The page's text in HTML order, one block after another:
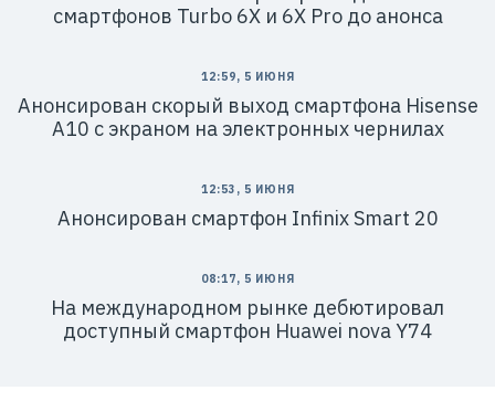
смартфонов Turbo 6X и 6X Pro до анонса
12:59, 5 ИЮНЯ
Анонсирован скорый выход смартфона Hisense
A10 с экраном на электронных чернилах
12:53, 5 ИЮНЯ
Анонсирован смартфон Infinix Smart 20
08:17, 5 ИЮНЯ
На международном рынке дебютировал
доступный смартфон Huawei nova Y74